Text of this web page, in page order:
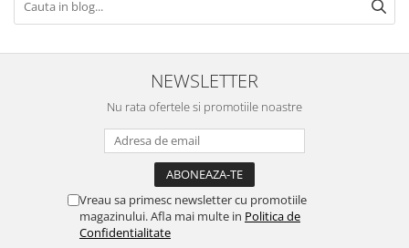
NEWSLETTER
Nu rata ofertele si promotiile noastre
Vreau sa primesc newsletter cu promotiile
magazinului. Afla mai multe in Politica de
Confidentialitate